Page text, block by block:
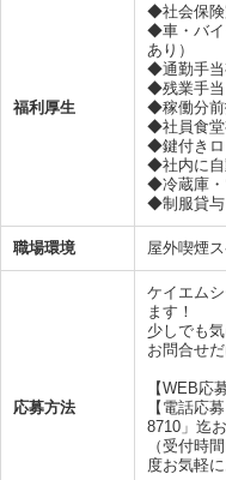
福利厚生
◆社会保険
◆車・バイ
あり）
◆通勤手当
◆残業手当
◆稼働分前
◆社員食
◆鍵付きロ
◆社内に自
◆冷蔵庫・
◆制服貸与
職場環境 屋外喫煙
応募方法
ケイエム
ます！
少しでも
お問合せ
【WEB応
【電話応
8710」迄
（受付時
度お気軽